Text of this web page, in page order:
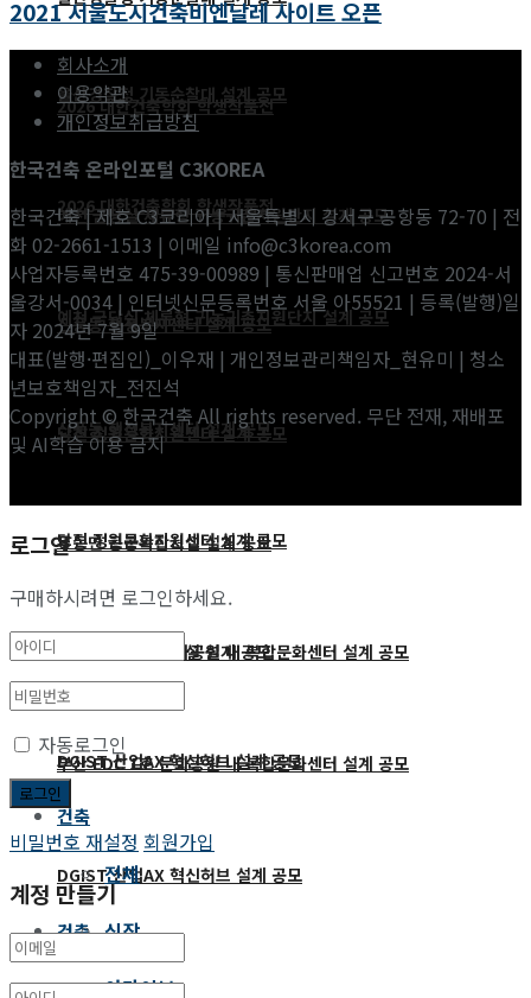
울산경찰청 기동순찰대 설계 공모
2026 대한건축학회 학생작품전
예천 금당실 체류형 귀농귀촌지원단지 설계 공모
신풍동 행정복지센터 설계 공모
당진 정원문화지원센터 설계 공모
두동면 공공복합시설 설계 공모
부산 EDC 1호 문화공원 내 복합문화센터 설계 공모
DGIST 산업AX 혁신허브 설계 공모
건축
전체
2026 대한건축학회 학생작품전
예천 금당실 체류형 귀농귀촌지원단지 설계 공모
신풍동 행정복지센터 설계 공모
당진 정원문화지원센터 설계 공모
두동면 공공복합시설 설계 공모
부산 EDC 1호 문화공원 내 복합문화센터 설계 공모
DGIST 산업AX 혁신허브 설계 공모
건축
전체
신작
아카이브
2021 서울도시건축비엔날레 사이트 오픈
회사소개
이용약관
개인정보취급방침
한국건축 온라인포털 C3KOREA
한국건축 | 제호 C3코리아 | 서울특별시 강서구 공항동 72-70 | 전
화 02-2661-1513 | 이메일 info@c3korea.com
사업자등록번호 475-39-00989 | 통신판매업 신고번호 2024-서
울강서-0034 | 인터넷신문등록번호 서울 아55521 | 등록(발행)일
자 2024년 7월 9일
대표(발행·편집인)_이우재 | 개인정보관리책임자_현유미 | 청소
년보호책임자_전진석
Copyright © 한국건축 All rights reserved. 무단 전재, 재배포
및 AI학습 이용 금지
로그인
구매하시려면 로그인하세요.
자동로그인
비밀번호 재설정 회원가입
계정 만들기